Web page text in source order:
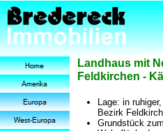
Landhaus mit
Feldkirchen -
Lage: in
Bezirk
Grundstück